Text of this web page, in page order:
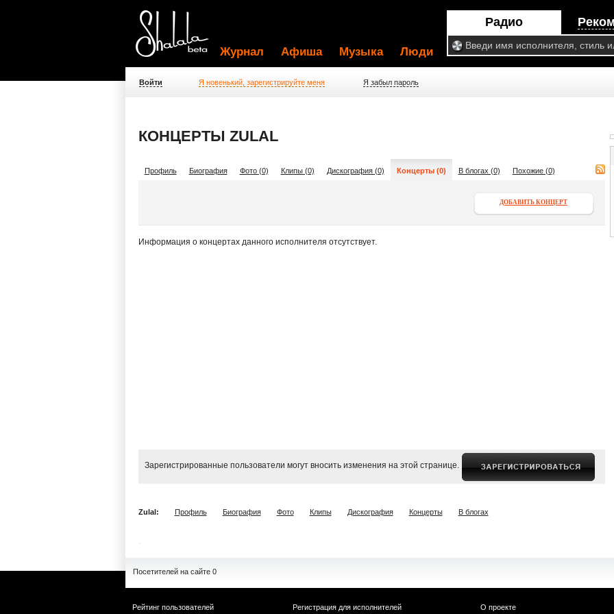
Радио
Журнал Афиша Музыка Люди
Войти Я новенький, зарегистрируйте меня Я забыл пароль
КОНЦЕРТЫ ZULAL
Профиль Биография Фото (0) Клипы (0) Дискография (0) Концерты (0) В блогах (0) Похожие (0)
ДОБАВИТЬ КОНЦЕРТ
Информация о концертах данного исполнителя отсутствует.
Зарегистрированные пользователи могут вносить изменения на этой странице.
Zulal: Профиль Биография Фото Клипы Дискография Концерты В блогах
Посетителей на сайте 0
Рейтинг пользователей
Регистрация для исполнителей
О проекте